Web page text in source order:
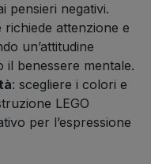
pensieri negativi.
attenzione e
un’attitudine
benessere mentale.
: scegliere i colori e
LEGO
per l’espressione